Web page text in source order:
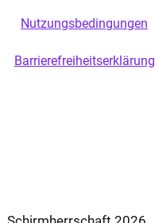
Nutzungsbedingungen
Barrierefreiheitserklärung